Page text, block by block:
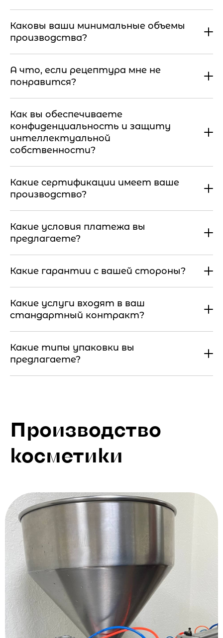
Каковы ваши минимальные объемы
производства?
А что, если рецептура мне не
понравится?
Как вы обеспечиваете
конфиденциальность и защиту
интеллектуальной
собственности?
Какие сертификации имеет ваше
производство?
Какие условия платежа вы
предлагаете?
Какие гарантии с вашей стороны?
Какие услуги входят в ваш
стандартный контракт?
Какие типы упаковки вы
предлагаете?
Производство
косметики